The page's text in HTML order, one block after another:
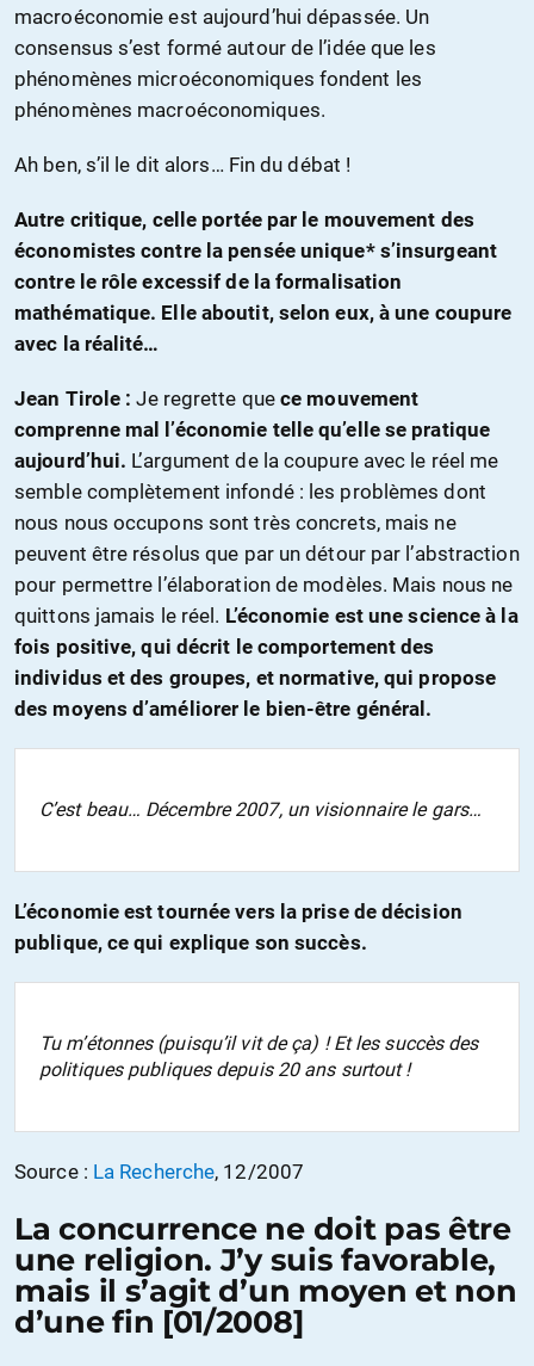
macroéconomie est aujourd’hui dépassée. Un
consensus s’est formé autour de l’idée que les
phénomènes microéconomiques fondent les
phénomènes macroéconomiques.
Ah ben, s’il le dit alors… Fin du débat !
Autre critique, celle portée par le mouvement des
économistes contre la pensée unique* s’insurgeant
contre le rôle excessif de la formalisation
mathématique. Elle aboutit, selon eux, à une coupure
avec la réalité…
Jean Tirole : Je regrette quece mouvement
comprenne mal l’économie telle qu’elle se pratique
aujourd’hui. L’argument de la coupure avec le réel me
semble complètement infondé : les problèmes dont
nous nous occupons sont très concrets, mais ne
peuvent être résolus que par un détour par l’abstraction
pour permettre l’élaboration de modèles. Mais nous ne
quittons jamais le réel. L’économie est une science à la
fois positive, qui décrit le comportement des
individus et des groupes, et normative, qui propose
des moyens d’améliorer le bien-être général.
C’est beau… Décembre 2007, un visionnaire le gars…
L’économie est tournée vers la prise de décision
publique, ce qui explique son succès.
Tu m’étonnes (puisqu’il vit de ça) ! Et les succès des
politiques publiques depuis 20 ans surtout !
Source : La Recherche, 12/2007
La concurrence ne doit pas être
une religion. J’y suis favorable,
mais il s’agit d’un moyen et non
d’une fin [01/2008]